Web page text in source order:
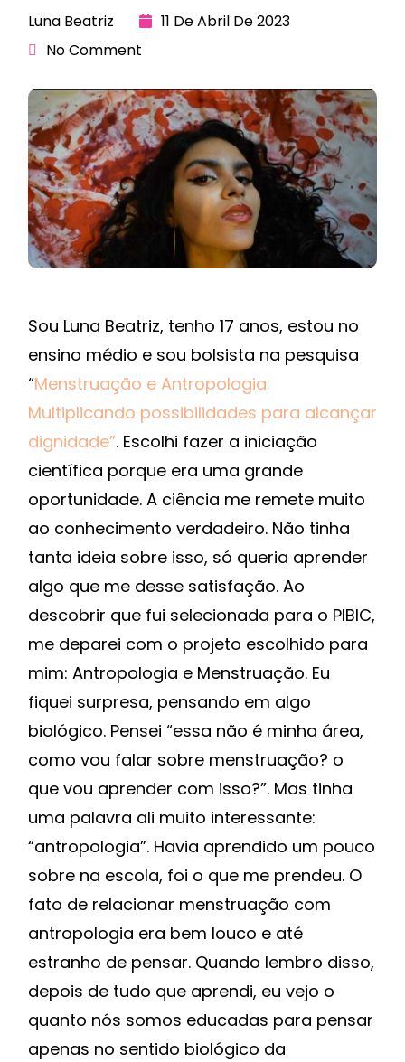
Luna Beatriz
11 De Abril De 2023
No Comment
Sou Luna Beatriz, tenho 17 anos, estou no
ensino médio e sou bolsista na pesquisa
“Menstruação e Antropologia:
Multiplicando possibilidades para alcançar
dignidade”. Escolhi fazer a iniciação
científica porque era uma grande
oportunidade. A ciência me remete muito
ao conhecimento verdadeiro. Não tinha
tanta ideia sobre isso, só queria aprender
algo que me desse satisfação. Ao
descobrir que fui selecionada para o PIBIC,
me deparei com o projeto escolhido para
mim: Antropologia e Menstruação. Eu
fiquei surpresa, pensando em algo
biológico. Pensei “essa não é minha área,
como vou falar sobre menstruação? o
que vou aprender com isso?”. Mas tinha
uma palavra ali muito interessante:
“antropologia”. Havia aprendido um pouco
sobre na escola, foi o que me prendeu. O
fato de relacionar menstruação com
antropologia era bem louco e até
estranho de pensar. Quando lembro disso,
depois de tudo que aprendi, eu vejo o
quanto nós somos educadas para pensar
apenas no sentido biológico da